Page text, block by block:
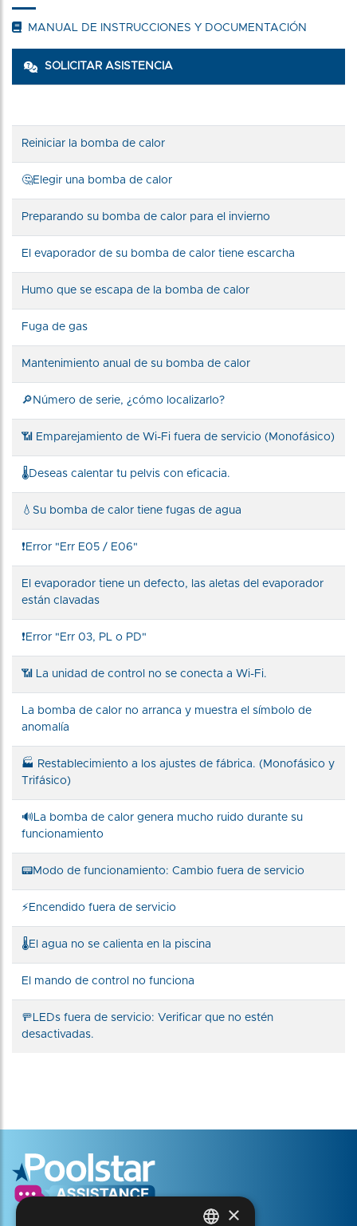
MANUAL DE INSTRUCCIONES Y DOCUMENTACIÓN
SOLICITAR ASISTENCIA
Reiniciar la bomba de calor
🤔Elegir una bomba de calor
Preparando su bomba de calor para el invierno
El evaporador de su bomba de calor tiene escarcha
Humo que se escapa de la bomba de calor
Fuga de gas
Mantenimiento anual de su bomba de calor
🔎Número de serie, ¿cómo localizarlo?
📶 Emparejamiento de Wi-Fi fuera de servicio (Monofásico)
🌡️Deseas calentar tu pelvis con eficacia.
💧Su bomba de calor tiene fugas de agua
❗Error "Err E05 / E06"
El evaporador tiene un defecto, las aletas del evaporador
están clavadas
❗Error "Err 03, PL o PD"
📶 La unidad de control no se conecta a Wi-Fi.
La bomba de calor no arranca y muestra el símbolo de
anomalía
🏭 Restablecimiento a los ajustes de fábrica. (Monofásico y
Trifásico)
🔊La bomba de calor genera mucho ruido durante su
funcionamiento
📟Modo de funcionamiento: Cambio fuera de servicio
⚡Encendido fuera de servicio
🌡️El agua no se calienta en la piscina
El mando de control no funciona
🚥LEDs fuera de servicio: Verificar que no estén
desactivadas.
×